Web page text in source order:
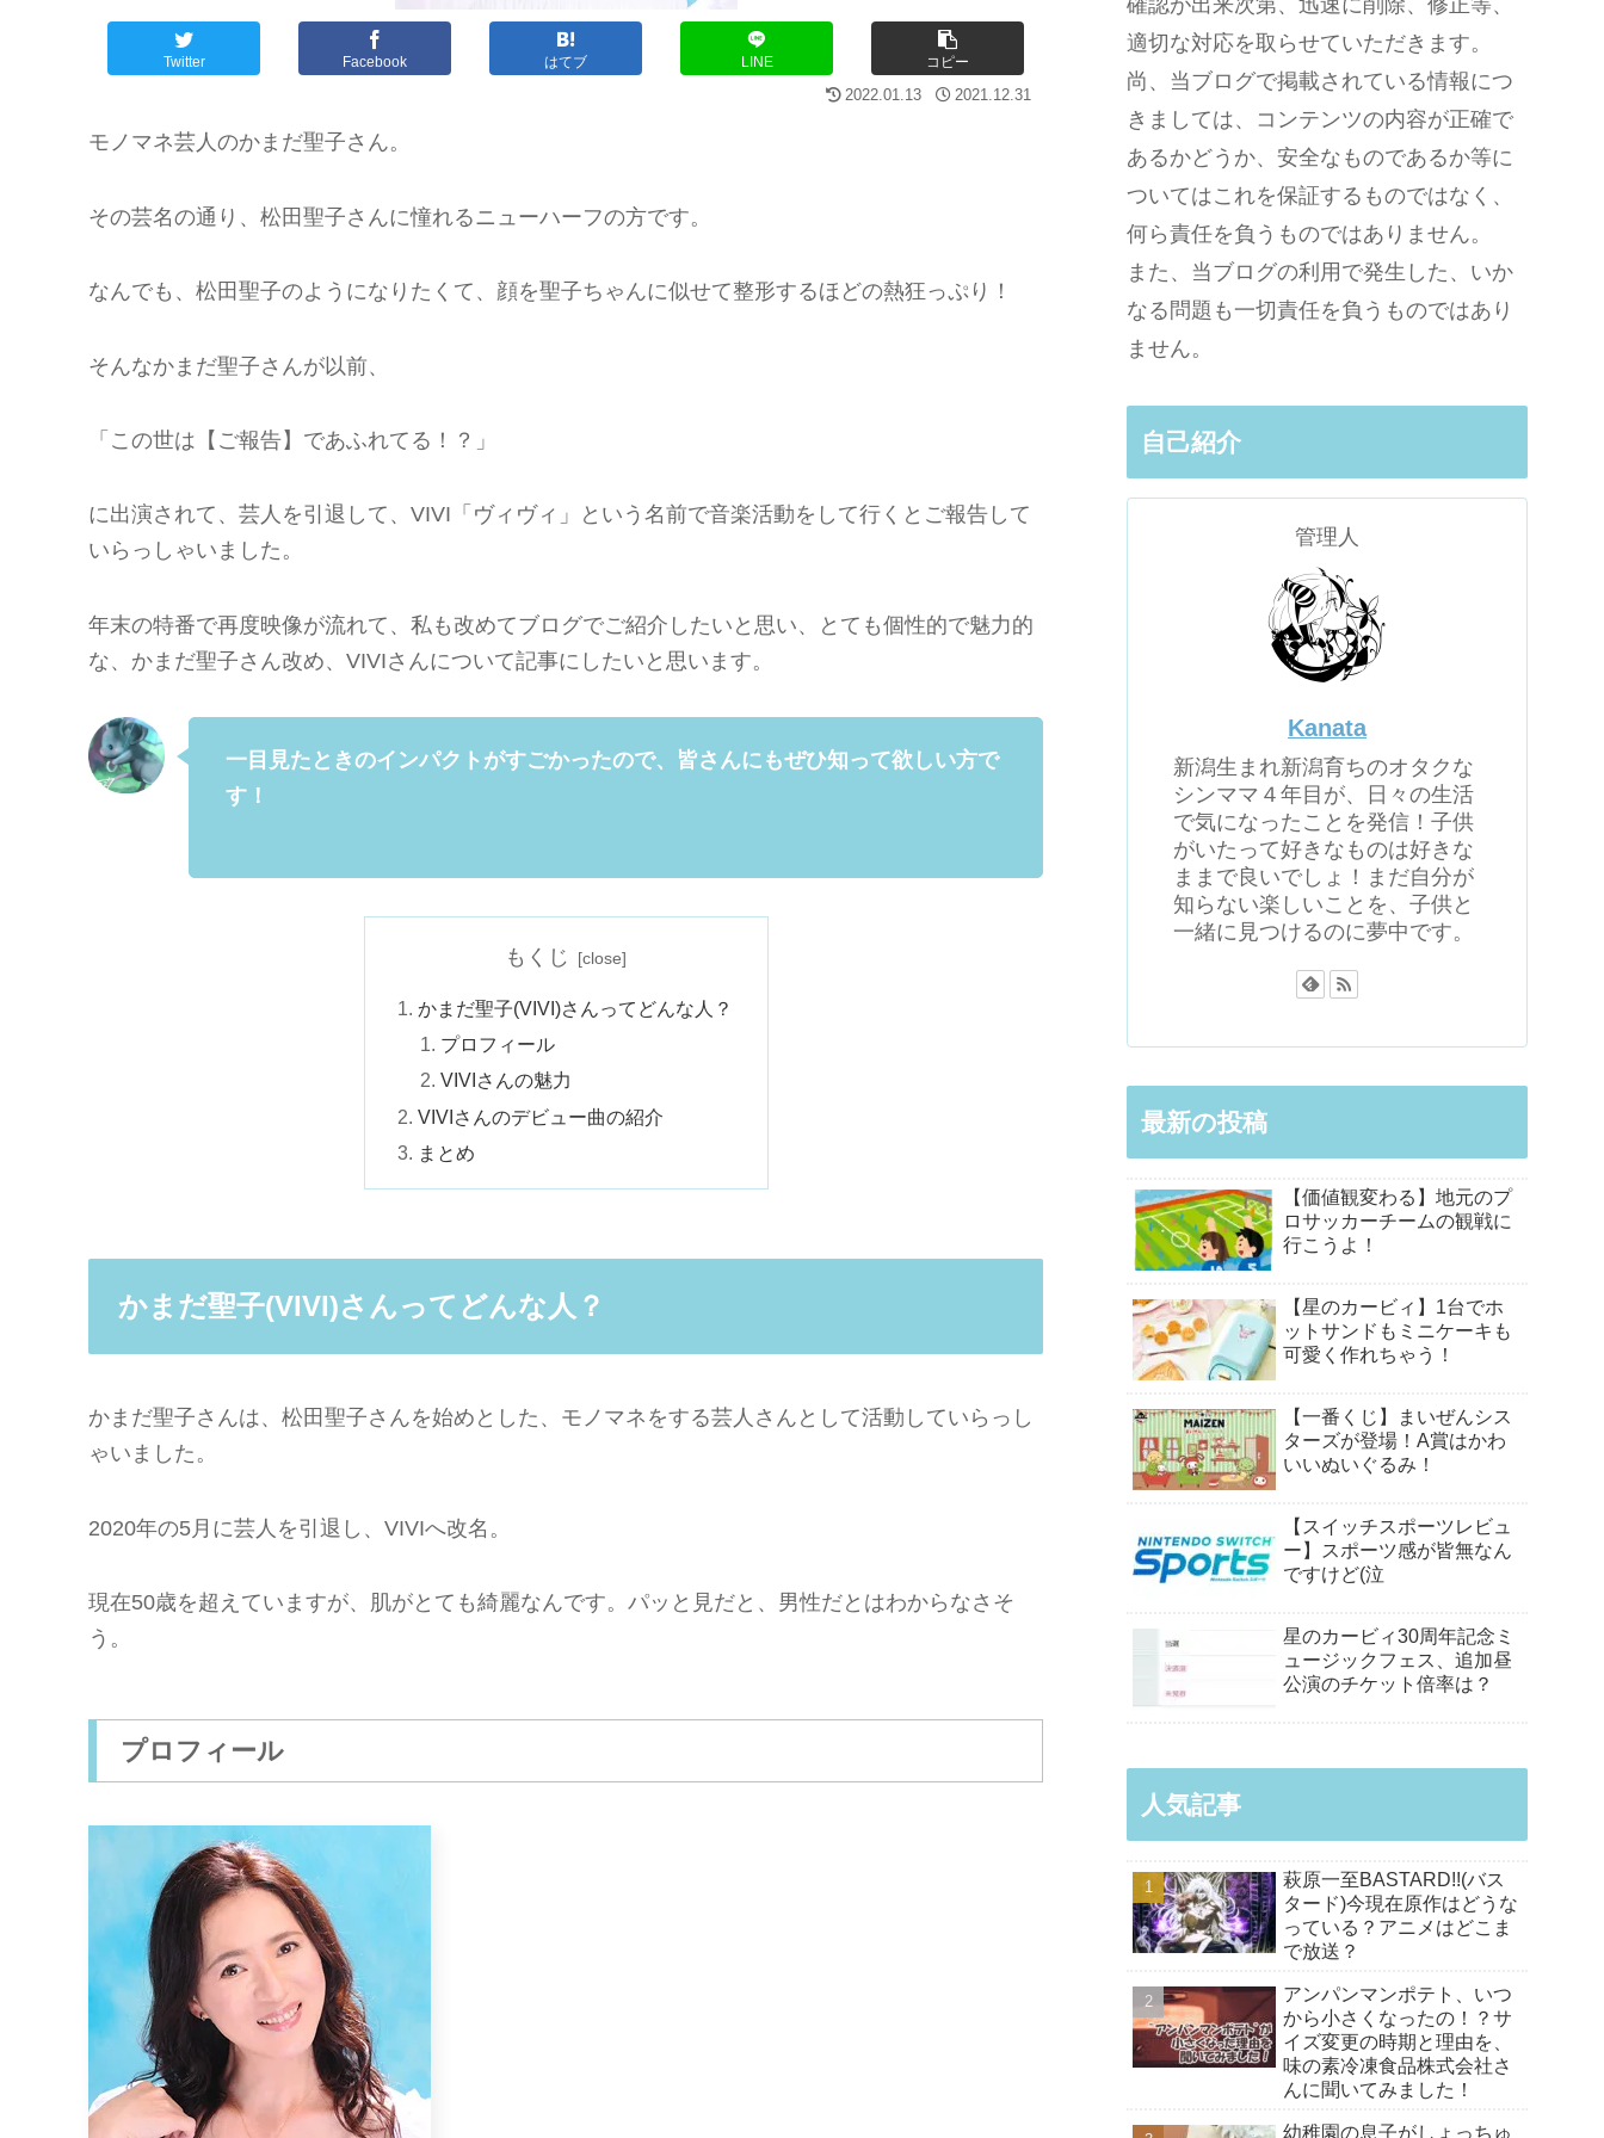
Twitter Facebook はてブ LINE コピー
2022.01.13 2021.12.31
モノマネ芸人のかまだ聖子さん。
その芸名の通り、松田聖子さんに憧れるニューハーフの方です。
なんでも、松田聖子のようになりたくて、顔を聖子ちゃんに似せて整形するほどの熱狂っぷり！
そんなかまだ聖子さんが以前、
「この世は【ご報告】であふれてる！？」
に出演されて、芸人を引退して、VIVI「ヴィヴィ」という名前で音楽活動をして行くとご報告して
いらっしゃいました。
年末の特番で再度映像が流れて、私も改めてブログでご紹介したいと思い、とても個性的で魅力的
な、かまだ聖子さん改め、VIVIさんについて記事にしたいと思います。
一目見たときのインパクトがすごかったので、皆さんにもぜひ知って欲しい方で
す！
もくじ
かまだ聖子(VIVI)さんってどんな人？
プロフィール
VIVIさんの魅力
VIVIさんのデビュー曲の紹介
まとめ
かまだ聖子(VIVI)さんってどんな人？
かまだ聖子さんは、松田聖子さんを始めとした、モノマネをする芸人さんとして活動していらっし
ゃいました。
2020年の5月に芸人を引退し、VIVIへ改名。
現在50歳を超えていますが、肌がとても綺麗なんです。パッと見だと、男性だとはわからなさそ
う。
プロフィール
適切な対応を取らせていただきます。
尚、当ブログで掲載されている情報につ
きましては、コンテンツの内容が正確で
あるかどうか、安全なものであるか等に
ついてはこれを保証するものではなく、
何ら責任を負うものではありません。
また、当ブログの利用で発生した、いか
なる問題も一切責任を負うものではあり
ません。
自己紹介
管理人
Kanata
新潟生まれ新潟育ちのオタクな
シンママ４年目が、日々の生活
で気になったことを発信！子供
がいたって好きなものは好きな
ままで良いでしょ！まだ自分が
知らない楽しいことを、子供と
一緒に見つけるのに夢中です。
最新の投稿
【価値観変わる】地元のプ
ロサッカーチームの観戦に
行こうよ！
【星のカービィ】1台でホ
ットサンドもミニケーキも
可愛く作れちゃう！
【一番くじ】まいぜんシス
ターズが登場！A賞はかわ
いいぬいぐるみ！
【スイッチスポーツレビュ
ー】スポーツ感が皆無なん
ですけど(泣
星のカービィ30周年記念ミ
ュージックフェス、追加昼
公演のチケット倍率は？
人気記事
萩原一至BASTARD!!(バス
タード)今現在原作はどうな
っている？アニメはどこま
で放送？
アンパンマンポテト、いつ
から小さくなったの！？サ
イズ変更の時期と理由を、
味の素冷凍食品株式会社さ
んに聞いてみました！
幼稚園の息子がしょっちゅ